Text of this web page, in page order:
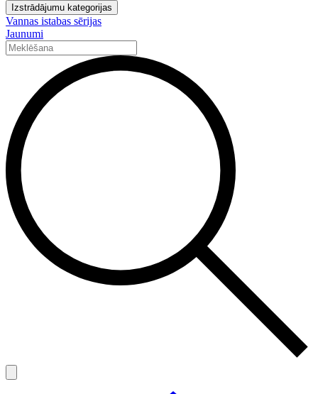
Izstrādājumu kategorijas
Vannas istabas sērijas
Jaunumi